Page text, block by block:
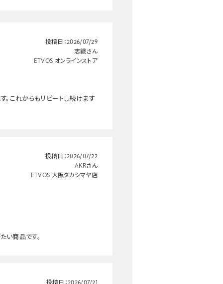
投稿日：2026/07/29
志織さん
ETVOS オンラインストア
。これからもリピートし続けます
投稿日：2026/07/22
AKRさん
ETVOS 大阪タカシマヤ店
い商品です。
投稿日：2026/07/21